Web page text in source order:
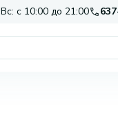
с 10:00 до 21:00